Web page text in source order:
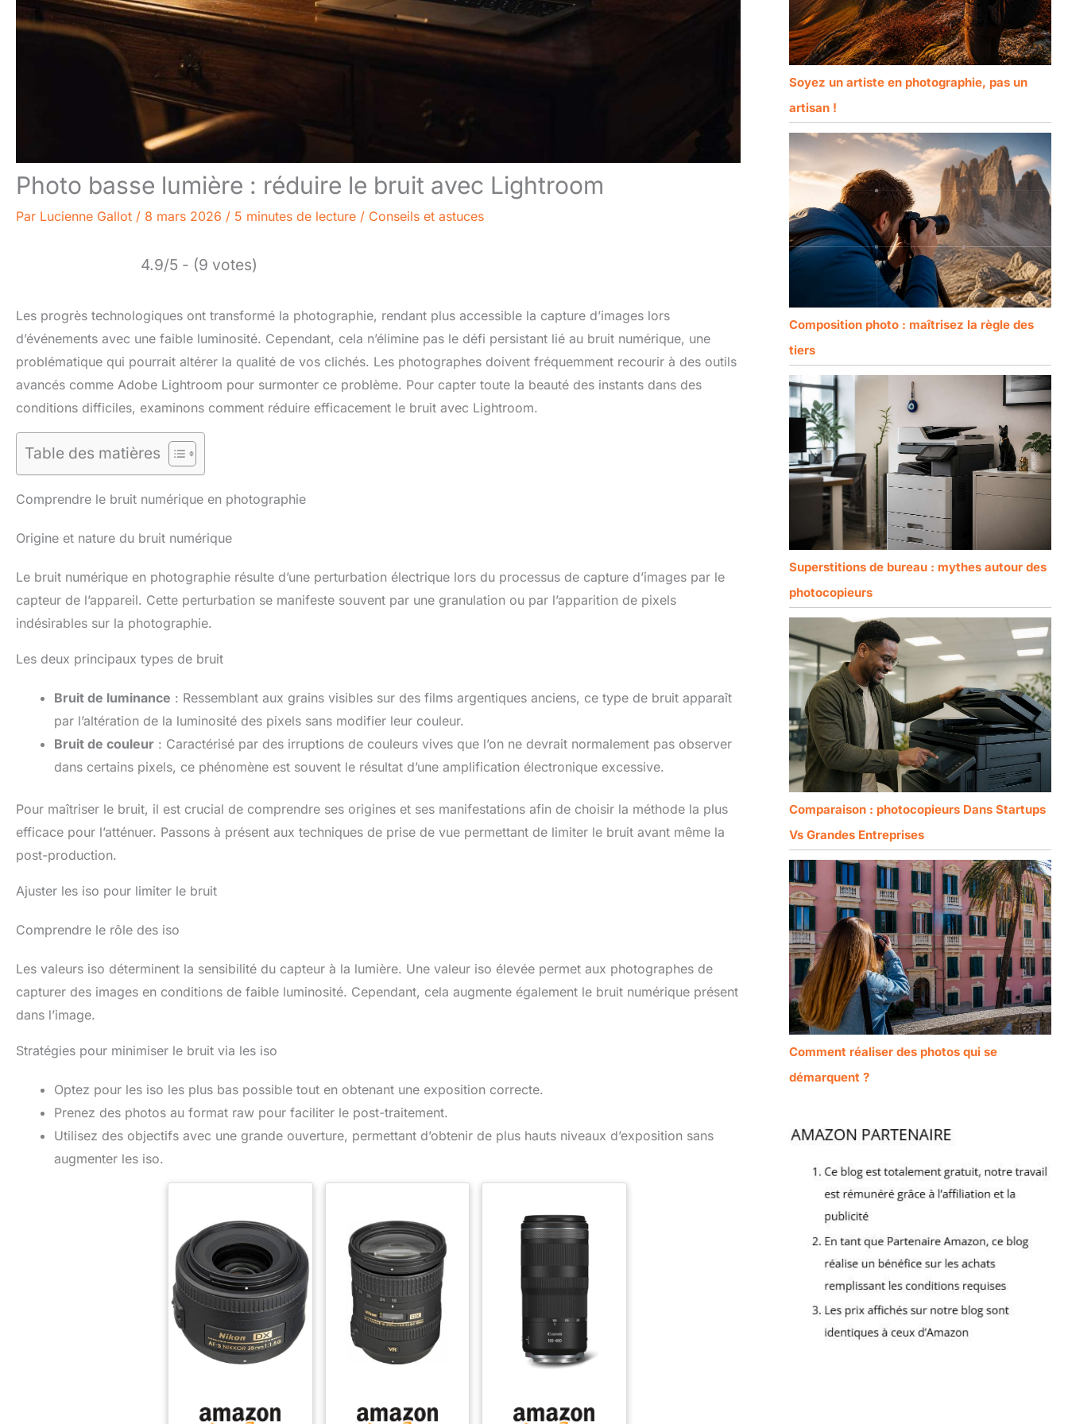
Photo basse lumière : réduire le bruit avec Lightroom
Par Lucienne Gallot / 8 mars 2026 / 5 minutes de lecture / Conseils et astuces
4.9/5 - (9 votes)
Les progrès technologiques ont transformé la photographie, rendant plus accessible la capture d’images lors
d’événements avec une faible luminosité. Cependant, cela n’élimine pas le défi persistant lié au bruit numérique, une
problématique qui pourrait altérer la qualité de vos clichés. Les photographes doivent fréquemment recourir à des outils
avancés comme Adobe Lightroom pour surmonter ce problème. Pour capter toute la beauté des instants dans des
conditions difficiles, examinons comment réduire efficacement le bruit avec Lightroom.
Table des matières
Comprendre le bruit numérique en photographie
Origine et nature du bruit numérique
Le bruit numérique en photographie résulte d’une perturbation électrique lors du processus de capture d’images par le
capteur de l’appareil. Cette perturbation se manifeste souvent par une granulation ou par l’apparition de pixels
indésirables sur la photographie.
Les deux principaux types de bruit
Bruit de luminance : Ressemblant aux grains visibles sur des films argentiques anciens, ce type de bruit apparaît
par l’altération de la luminosité des pixels sans modifier leur couleur.
Bruit de couleur : Caractérisé par des irruptions de couleurs vives que l’on ne devrait normalement pas observer
dans certains pixels, ce phénomène est souvent le résultat d’une amplification électronique excessive.
Pour maîtriser le bruit, il est crucial de comprendre ses origines et ses manifestations afin de choisir la méthode la plus
efficace pour l’atténuer. Passons à présent aux techniques de prise de vue permettant de limiter le bruit avant même la
post-production.
Ajuster les iso pour limiter le bruit
Comprendre le rôle des iso
Les valeurs iso déterminent la sensibilité du capteur à la lumière. Une valeur iso élevée permet aux photographes de
capturer des images en conditions de faible luminosité. Cependant, cela augmente également le bruit numérique présent
dans l’image.
Stratégies pour minimiser le bruit via les iso
Optez pour les iso les plus bas possible tout en obtenant une exposition correcte.
Prenez des photos au format raw pour faciliter le post-traitement.
Utilisez des objectifs avec une grande ouverture, permettant d’obtenir de plus hauts niveaux d’exposition sans
augmenter les iso.
Soyez un artiste en photographie, pas un
artisan !
Composition photo : maîtrisez la règle des
tiers
Superstitions de bureau : mythes autour des
photocopieurs
Comparaison : photocopieurs Dans Startups
Vs Grandes Entreprises
Comment réaliser des photos qui se
démarquent ?